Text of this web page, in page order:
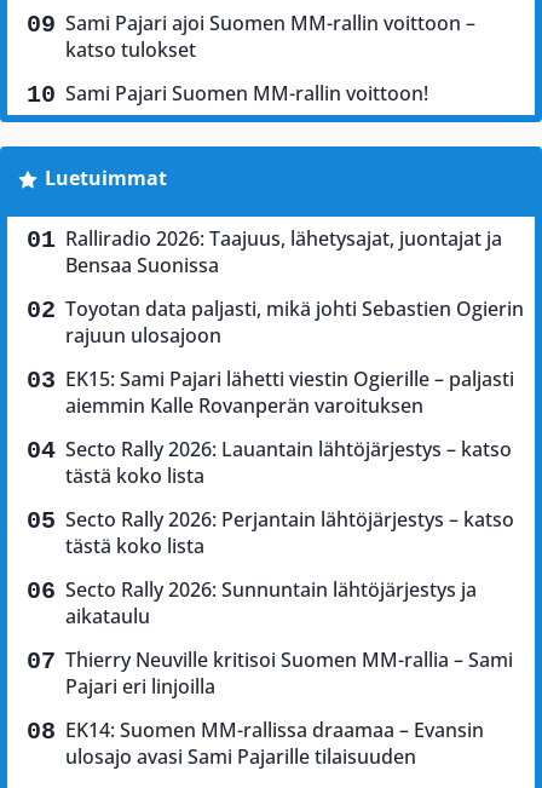
Sami Pajari ajoi Suomen MM-rallin voittoon –
katso tulokset
Sami Pajari Suomen MM-rallin voittoon!
Luetuimmat
Ralliradio 2026: Taajuus, lähetysajat, juontajat ja
Bensaa Suonissa
Toyotan data paljasti, mikä johti Sebastien Ogierin
rajuun ulosajoon
EK15: Sami Pajari lähetti viestin Ogierille – paljasti
aiemmin Kalle Rovanperän varoituksen
Secto Rally 2026: Lauantain lähtöjärjestys – katso
tästä koko lista
Secto Rally 2026: Perjantain lähtöjärjestys – katso
tästä koko lista
Secto Rally 2026: Sunnuntain lähtöjärjestys ja
aikataulu
Thierry Neuville kritisoi Suomen MM-rallia – Sami
Pajari eri linjoilla
EK14: Suomen MM-rallissa draamaa – Evansin
ulosajo avasi Sami Pajarille tilaisuuden